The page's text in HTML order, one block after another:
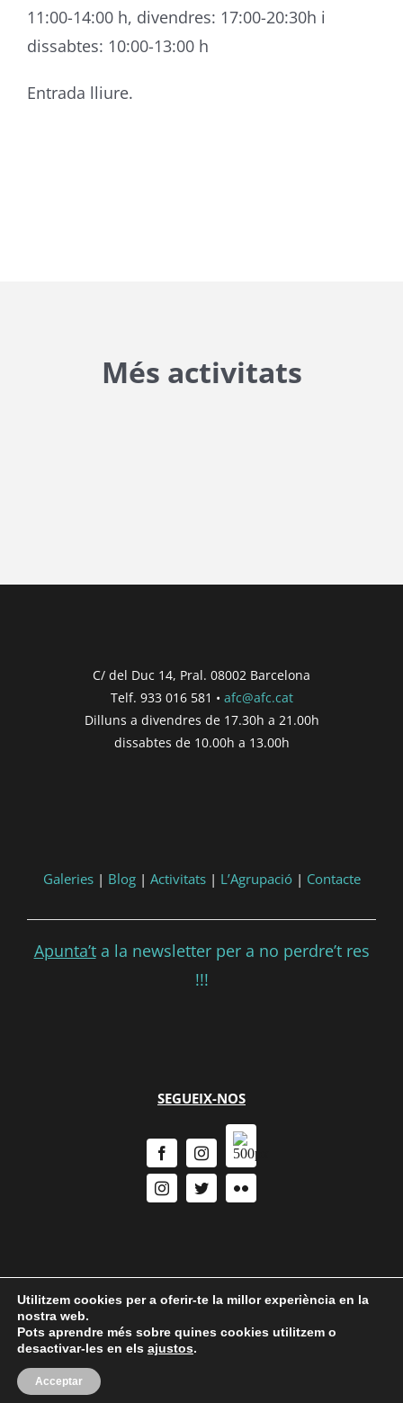
11:00-14:00 h, divendres: 17:00-20:30h i
dissabtes: 10:00-13:00 h
Entrada lliure.
Més activitats
'DD/MM/YYYY') }}
Finalització de participació |{{
formatDate(post.end, 'YYYY-MM-DD',
'DD/MM/YYYY') }}
C/ del Duc 14, Pral. 08002 Barcelona
Telf. 933 016 581 • afc@afc.cat
Dilluns a divendres de 17.30h a 21.00h
dissabtes de 10.00h a 13.00h
Galeries| Blog| Activitats| L’Agrupació| Contacte
Apunta’ta la newsletter per a no perdre’t res
!!!
SEGUEIX-NOS
Política de Privacitat|Política de cookies
Utilitzem cookies per a oferir-te la millor experiència en la
nostra web.
Pots aprendre més sobre quines cookies utilitzem o
desactivar-les en els ajustos.
Acceptar